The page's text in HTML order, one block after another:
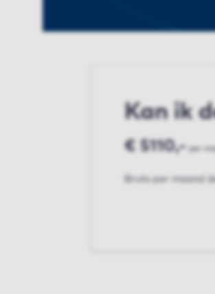
Kan ik
€ 5110,- per
Bruto per maand